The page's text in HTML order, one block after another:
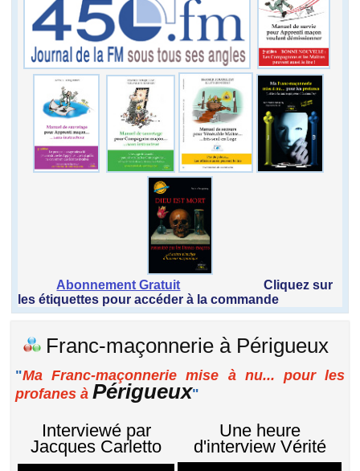
Abonnement Gratuit
Cliquez sur
les étiquettes pour accéder à la commande
Franc-maçonnerie à Périgueux
"Ma Franc-maçonnerie mise à nu... pour les
profanes àPérigueux"
Interviewé par
Jacques Carletto
Une heure
d'interview Vérité